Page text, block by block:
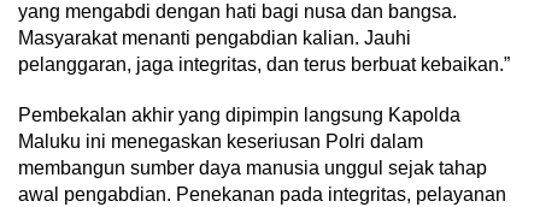
yang mengabdi dengan hati bagi nusa dan bangsa.
Masyarakat menanti pengabdian kalian. Jauhi
pelanggaran, jaga integritas, dan terus berbuat kebaikan.”
Pembekalan akhir yang dipimpin langsung Kapolda
Maluku ini menegaskan keseriusan Polri dalam
membangun sumber daya manusia unggul sejak tahap
awal pengabdian. Penekanan pada integritas, pelayanan